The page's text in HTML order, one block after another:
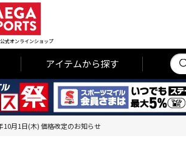
式オンラインショップ
アイテムから探す
10月1日(木) 価格改定のお知らせ